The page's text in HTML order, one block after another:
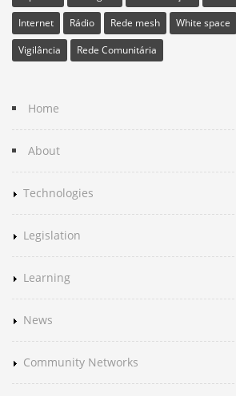
Internet
Rádio Rede mesh White space
Vigilância
Rede Comunitária
Home
About
Technologies
Legislation
Learning
News
Community Networks